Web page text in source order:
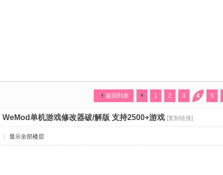
1 2 3 4 5
返回列表
WeMod单机游戏修改器破/解版 支持2500+游戏 [复制链接]
显示全部楼层